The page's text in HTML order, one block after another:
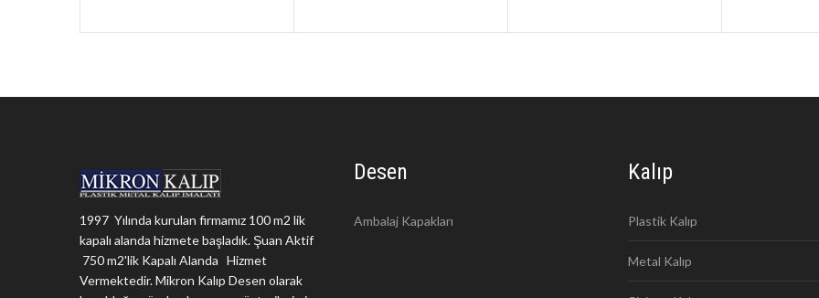
1997 Yılında kurulan firmamız 100 m2 lik
kapalı alanda hizmete başladık. Şuan Aktif
750 m2'lik Kapalı Alanda Hizmet
Vermektedir. Mikron Kalıp Desen olarak
Desen
Ambalaj Kapakları
Kalıp
Plastik Kalıp
Metal Kalıp